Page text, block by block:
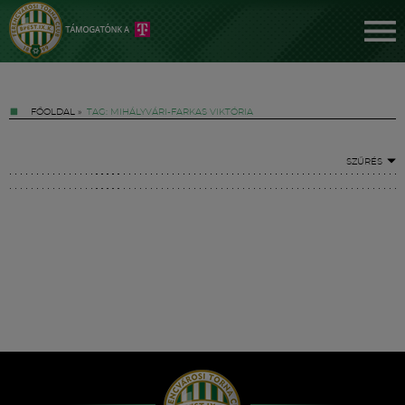
FŐOLDAL » TAG: MIHÁLYVÁRI-FARKAS VIKTÓRIA
SZŰRÉS
Hírek